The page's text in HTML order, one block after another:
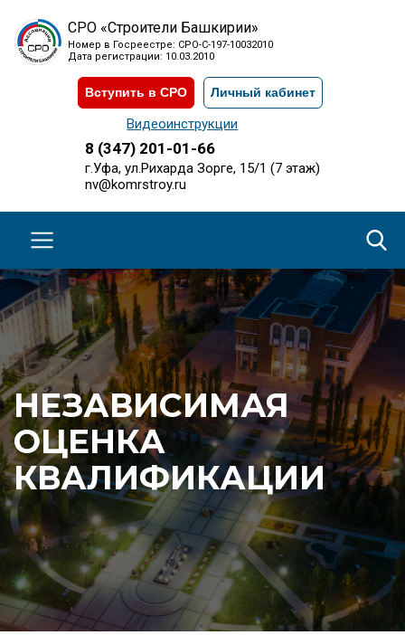
СРО «Строители Башкирии»
Номер в Госреестре: СРО-С-197-10032010
Дата регистрации: 10.03.2010
Вступить в СРО Личный кабинет
Видеоинструкции
8 (347) 201-01-66
г.Уфа, ул.Рихарда Зорге, 15/1 (7 этаж)
nv@komrstroy.ru
НЕЗАВИСИМАЯ
ОЦЕНКА
КВАЛИФИКАЦИИ